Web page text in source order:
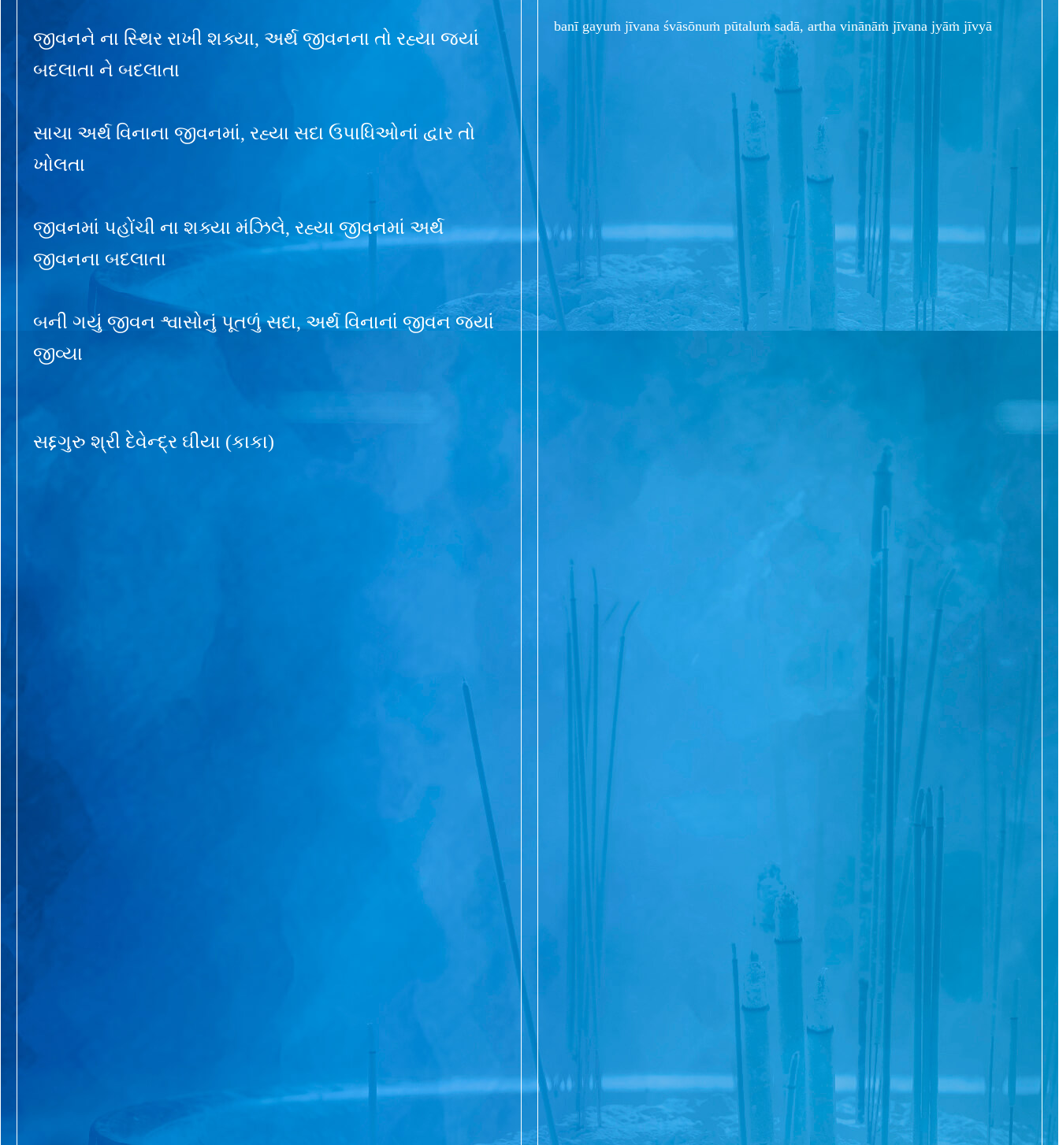
જીવનને ના સ્થિર રાખી શક્યા, અર્થ જીવનના તો રહ્યા જ્યાં
બદલાતા ને બદલાતા
સાચા અર્થ વિનાના જીવનમાં, રહ્યા સદા ઉપાધિઓનાં દ્વાર તો
ખોલતા
જીવનમાં પહોંચી ના શક્યા મંઝિલે, રહ્યા જીવનમાં અર્થ
જીવનના બદલાતા
બની ગયું જીવન શ્વાસોનું પૂતળું સદા, અર્થ વિનાનાં જીવન જ્યાં
જીવ્યા
સદ્દગુરુ શ્રી દેવેન્દ્ર ઘીયા (કાકા)
banī gayuṁ jīvana śvāsōnuṁ pūtaluṁ sadā, artha vinānāṁ jīvana jyāṁ jīvyā